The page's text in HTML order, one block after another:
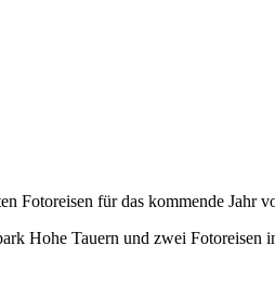
Fotoreisen für das kommende Jahr
Hohe Tauern und zwei